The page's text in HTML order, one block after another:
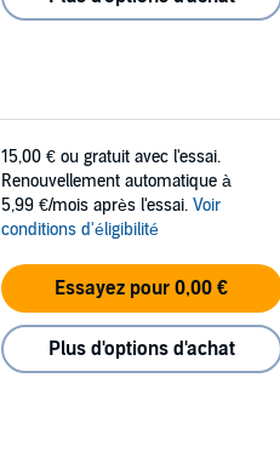
15,00 € ou gratuit avec l'essai.
Renouvellement automatique à
5,99 €/mois après l'essai. Voir
conditions d'éligibilité
Essayez pour 0,00 €
Plus d'options d'achat